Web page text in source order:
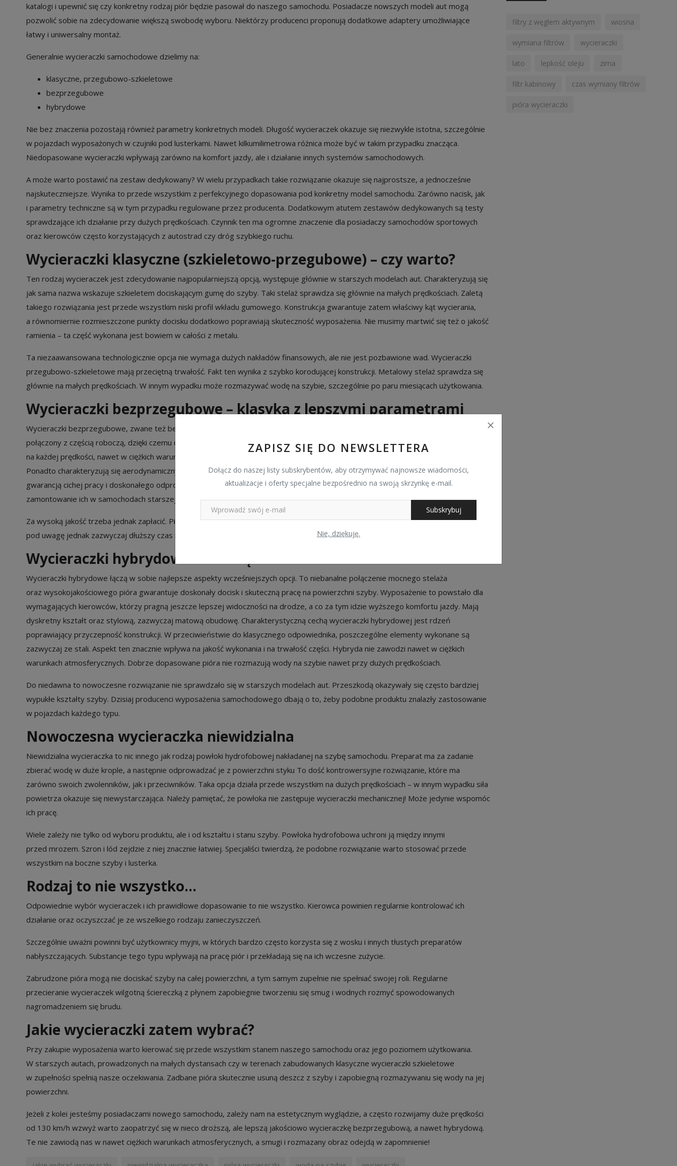
ZAPISZ SIĘ DO NEWSLETTERA
Dołącz do naszej listy subskrybentów, aby otrzymywać najnowsze wiadomości,
aktualizacje i oferty specjalne bezpośrednio na swoją skrzynkę e-mail.
Subskrybuj
Nie, dziękuję.
katalogi i upewnić się czy konkretny rodzaj piór będzie pasował do naszego samochodu. Posiadacze nowszych modeli aut mogą
pozwolić sobie na zdecydowanie większą swobodę wyboru. Niektórzy producenci proponują dodatkowe adaptery umożliwiające
łatwy i uniwersalny montaż.
Generalnie wycieraczki samochodowe dzielimy na:
klasyczne, przegubowo-szkieletowe
bezprzegubowe
hybrydowe
Nie bez znaczenia pozostają również parametry konkretnych modeli. Długość wycieraczek okazuje się niezwykle istotna, szczególnie
w pojazdach wyposażonych w czujniki pod lusterkami. Nawet kilkumilimetrowa różnica może być w takim przypadku znacząca.
Niedopasowane wycieraczki wpływają zarówno na komfort jazdy, ale i działanie innych systemów samochodowych.
A może warto postawić na zestaw dedykowany? W wielu przypadkach takie rozwiązanie okazuje się najprostsze, a jednocześnie
najskuteczniejsze. Wynika to przede wszystkim z perfekcyjnego dopasowania pod konkretny model samochodu. Zarówno nacisk, jak
i parametry techniczne są w tym przypadku regulowane przez producenta. Dodatkowym atutem zestawów dedykowanych są testy
sprawdzające ich działanie przy dużych prędkościach. Czynnik ten ma ogromne znaczenie dla posiadaczy samochodów sportowych
oraz kierowców często korzystających z autostrad czy dróg szybkiego ruchu.
Wycieraczki klasyczne (szkieletowo-przegubowe) – czy warto?
Ten rodzaj wycieraczek jest zdecydowanie najpopularniejszą opcją, występuje głównie w starszych modelach aut. Charakteryzują się
jak sama nazwa wskazuje szkieletem dociskającym gumę do szyby. Taki stelaż sprawdza się głównie na małych prędkościach. Zaletą
takiego rozwiązania jest przede wszystkim niski profil wkładu gumowego. Konstrukcja gwarantuje zatem właściwy kąt wycierania,
a równomiernie rozmieszczone punkty docisku dodatkowo poprawiają skuteczność wyposażenia. Nie musimy martwić się też o jakość
ramienia – ta część wykonana jest bowiem w całości z metalu.
Ta niezaawansowana technologicznie opcja nie wymaga dużych nakładów finansowych, ale nie jest pozbawione wad. Wycieraczki
przegubowo-szkieletowe mają przeciętną trwałość. Fakt ten wynika z szybko korodującej konstrukcji. Metalowy stelaż sprawdza się
głównie na małych prędkościach. W innym wypadku może rozmazywać wodę na szybie, szczególnie po paru miesiącach użytkowania.
Wycieraczki bezprzegubowe – klasyka z lepszymi parametrami
Wycieraczki bezprzegubowe, zwane też bezszkieletowymi przylegają ściśle do szyby na całej swojej powierzchni. Ich stelaż jest
połączony z częścią roboczą, dzięki czemu całość prezentuje się bardzo minimalistycznie i schludnie. Takie rozwiązanie sprawdzi się
na każdej prędkości, nawet w ciężkich warunkach atmosferycznych. Pióra dokładnie zbierają wodę i nie rozmazują jej na szybach.
Ponadto charakteryzują się aerodynamicznym kształtem oraz dynamiczną linią docisku. Można powiedzieć, że ich konstrukcja jest
gwarancją cichej pracy i doskonałego odprowadzania wody i zanieczyszczeń. Warto dodać, że producenci wycieraczek ułatwiają
zamontowanie ich w samochodach starszej generacji.
Za wysoką jakość trzeba jednak zapłacić. Pióra tego typu w porównaniu z klasycznym odpowiednikiem są droższe. Należy wziąć
pod uwagę jednak zazwyczaj dłuższy czas ich eksploatacji.
Wycieraczki hybrydowe – rozwiązanie idealne?
Wycieraczki hybrydowe łączą w sobie najlepsze aspekty wcześniejszych opcji. To niebanalne połączenie mocnego stelaża
oraz wysokojakościowego pióra gwarantuje doskonały docisk i skuteczną pracę na powierzchni szyby. Wyposażenie to powstało dla
wymagających kierowców, którzy pragną jeszcze lepszej widoczności na drodze, a co za tym idzie wyższego komfortu jazdy. Mają
dyskretny kształt oraz stylową, zazwyczaj matową obudowę. Charakterystyczną cechą wycieraczki hybrydowej jest rdzeń
poprawiający przyczepność konstrukcji. W przeciwieństwie do klasycznego odpowiednika, poszczególne elementy wykonane są
zazwyczaj ze stali. Aspekt ten znacznie wpływa na jakość wykonania i na trwałość części. Hybryda nie zawodzi nawet w ciężkich
warunkach atmosferycznych. Dobrze dopasowane pióra nie rozmazują wody na szybie nawet przy dużych prędkościach.
Do niedawna to nowoczesne rozwiązanie nie sprawdzało się w starszych modelach aut. Przeszkodą okazywały się często bardziej
wypukłe kształty szyby. Dzisiaj producenci wyposażenia samochodowego dbają o to, żeby podobne produktu znalazły zastosowanie
w pojazdach każdego typu.
Nowoczesna wycieraczka niewidzialna
Niewidzialna wycieraczka to nic innego jak rodzaj powłoki hydrofobowej nakładanej na szybę samochodu. Preparat ma za zadanie
zbierać wodę w duże krople, a następnie odprowadzać je z powierzchni styku To dość kontrowersyjne rozwiązanie, które ma
zarówno swoich zwolenników, jak i przeciwników. Taka opcja działa przede wszystkim na dużych prędkościach – w innym wypadku siła
powietrza okazuje się niewystarczająca. Należy pamiętać, że powłoka nie zastępuje wycieraczki mechanicznej! Może jedynie wspomóc
ich pracę.
Wiele zależy nie tylko od wyboru produktu, ale i od kształtu i stanu szyby. Powłoka hydrofobowa uchroni ją między innymi
przed mrozem. Szron i lód zejdzie z niej znacznie łatwiej. Specjaliści twierdzą, że podobne rozwiązanie warto stosować przede
wszystkim na boczne szyby i lusterka.
Rodzaj to nie wszystko…
Odpowiednie wybór wycieraczek i ich prawidłowe dopasowanie to nie wszystko. Kierowca powinien regularnie kontrolować ich
działanie oraz oczyszczać je ze wszelkiego rodzaju zanieczyszczeń.
Szczególnie uważni powinni być użytkownicy myjni, w których bardzo często korzysta się z wosku i innych tłustych preparatów
nabłyszczających. Substancje tego typu wpływają na pracę piór i przekładają się na ich wczesne zużycie.
Zabrudzone pióra mogą nie dociskać szyby na całej powierzchni, a tym samym zupełnie nie spełniać swojej roli. Regularne
przecieranie wycieraczek wilgotną ściereczką z płynem zapobiegnie tworzeniu się smug i wodnych rozmyć spowodowanych
nagromadzeniem się brudu.
Jakie wycieraczki zatem wybrać?
Przy zakupie wyposażenia warto kierować się przede wszystkim stanem naszego samochodu oraz jego poziomem użytkowania.
W starszych autach, prowadzonych na małych dystansach czy w terenach zabudowanych klasyczne wycieraczki szkieletowe
w zupełności spełnią nasze oczekiwania. Zadbane pióra skutecznie usuną deszcz z szyby i zapobiegną rozmazywaniu się wody na jej
powierzchni.
Jeżeli z kolei jesteśmy posiadaczami nowego samochodu, zależy nam na estetycznym wyglądzie, a często rozwijamy duże prędkości
od 130 km/h wzwyż warto zaopatrzyć się w nieco droższą, ale lepszą jakościowo wycieraczkę bezprzegubową, a nawet hybrydową.
Te nie zawiodą nas w nawet ciężkich warunkach atmosferycznych, a smugi i rozmazany obraz odejdą w zapomnienie!
filtry z węglem aktywnym wiosna
wymiana filtrów wycieraczki
lato lepkość oleju zima
filtr kabinowy czas wymiany filtrów
pióra wycieraczki